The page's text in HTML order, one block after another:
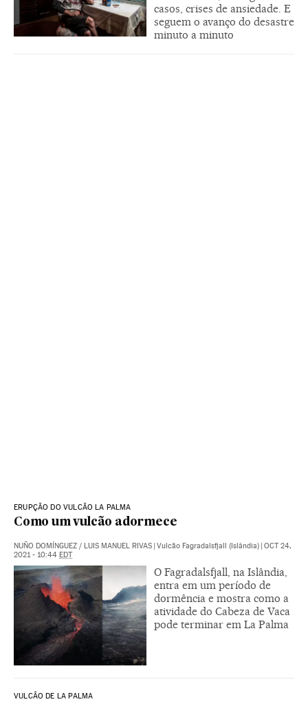
casos, crises de ansiedade. E
seguem o avanço do desastre
minuto a minuto
ERUPÇÃO DO VULCÃO LA PALMA
Como um vulcão adormece
NUÑO DOMÍNGUEZ / LUIS MANUEL RIVAS | Vulcão Fagradalsfjall (Islândia) | OCT 24,
2021 - 10:44 EDT
O Fagradalsfjall, na Islândia,
entra em um período de
dormência e mostra como a
atividade do Cabeza de Vaca
pode terminar em La Palma
VULCÃO DE LA PALMA